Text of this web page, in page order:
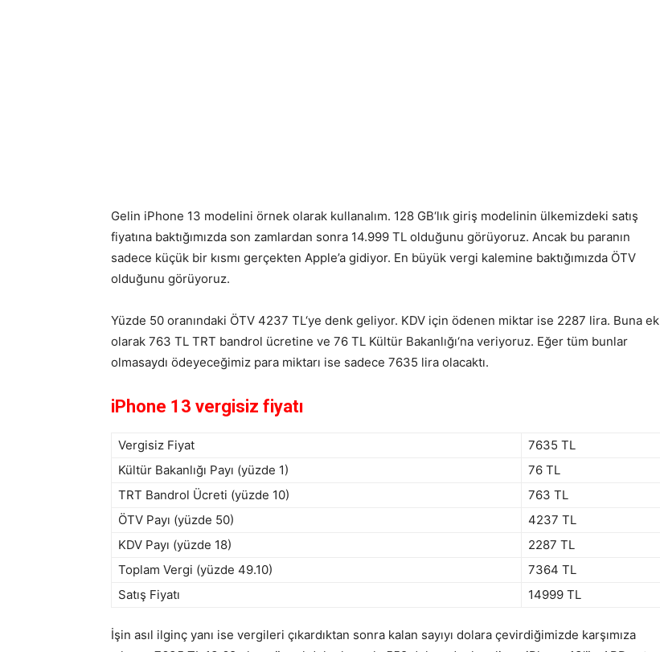
Gelin iPhone 13 modelini örnek olarak kullanalım. 128 GB‘lık giriş modelinin ülkemizdeki satış
fiyatına baktığımızda son zamlardan sonra 14.999 TL olduğunu görüyoruz. Ancak bu paranın
sadece küçük bir kısmı gerçekten Apple’a gidiyor. En büyük vergi kalemine baktığımızda ÖTV
olduğunu görüyoruz.
Yüzde 50 oranındaki ÖTV 4237 TL‘ye denk geliyor. KDV için ödenen miktar ise 2287 lira. Buna ek
olarak 763 TL TRT bandrol ücretine ve 76 TL Kültür Bakanlığı‘na veriyoruz. Eğer tüm bunlar
olmasaydı ödeyeceğimiz para miktarı ise sadece 7635 lira olacaktı.
iPhone 13 vergisiz fiyatı
Vergisiz Fiyat
7635 TL
Kültür Bakanlığı Payı (yüzde 1)
76 TL
TRT Bandrol Ücreti (yüzde 10)
763 TL
ÖTV Payı (yüzde 50)
4237 TL
KDV Payı (yüzde 18)
2287 TL
Toplam Vergi (yüzde 49.10)
7364 TL
Satış Fiyatı
14999 TL
İşin asıl ilginç yanı ise vergileri çıkardıktan sonra kalan sayıyı dolara çevirdiğimizde karşımıza